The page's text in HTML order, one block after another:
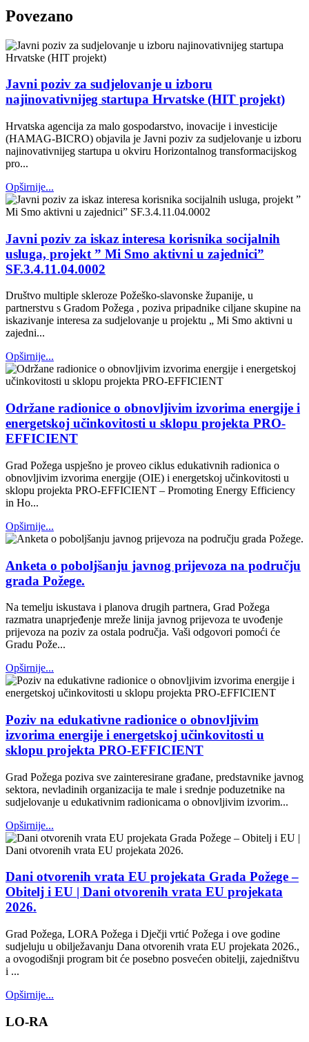
Povezano
Javni poziv za sudjelovanje u izboru
najinovativnijeg startupa Hrvatske (HIT projekt)
Hrvatska agencija za malo gospodarstvo, inovacije i investicije
(HAMAG-BICRO) objavila je Javni poziv za sudjelovanje u izboru
najinovativnijeg startupa u okviru Horizontalnog transformacijskog
pro...
Opširnije...
Javni poziv za iskaz interesa korisnika socijalnih
usluga, projekt ” Mi Smo aktivni u zajednici”
SF.3.4.11.04.0002
Društvo multiple skleroze Požeško-slavonske županije, u
partnerstvu s Gradom Požega , poziva pripadnike ciljane skupine na
iskazivanje interesa za sudjelovanje u projektu „ Mi Smo aktivni u
zajedni...
Opširnije...
Održane radionice o obnovljivim izvorima energije i
energetskoj učinkovitosti u sklopu projekta PRO-
EFFICIENT
Grad Požega uspješno je proveo ciklus edukativnih radionica o
obnovljivim izvorima energije (OIE) i energetskoj učinkovitosti u
sklopu projekta PRO-EFFICIENT – Promoting Energy Efficiency
in Ho...
Opširnije...
Anketa o poboljšanju javnog prijevoza na području
grada Požege.
Na temelju iskustava i planova drugih partnera, Grad Požega
razmatra unaprjeđenje mreže linija javnog prijevoza te uvođenje
prijevoza na poziv za ostala područja. Vaši odgovori pomoći će
Gradu Pože...
Opširnije...
Poziv na edukativne radionice o obnovljivim
izvorima energije i energetskoj učinkovitosti u
sklopu projekta PRO-EFFICIENT
Grad Požega poziva sve zainteresirane građane, predstavnike javnog
sektora, nevladinih organizacija te male i srednje poduzetnike na
sudjelovanje u edukativnim radionicama o obnovljivim izvorim...
Opširnije...
Dani otvorenih vrata EU projekata Grada Požege –
Obitelj i EU | Dani otvorenih vrata EU projekata
2026.
Grad Požega, LORA Požega i Dječji vrtić Požega i ove godine
sudjeluju u obilježavanju Dana otvorenih vrata EU projekata 2026.,
a ovogodišnji program bit će posebno posvećen obitelji, zajedništvu
i ...
Opširnije...
LO-RA